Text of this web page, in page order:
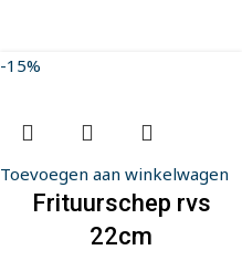
-15%
Toevoegen aan winkelwagen
Frituurschep rvs
22cm